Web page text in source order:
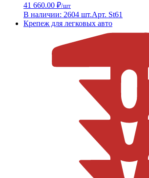
41 660.00 ₽/шт
В наличии: 2604 шт.Арт. St61
Крепеж для легковых авто